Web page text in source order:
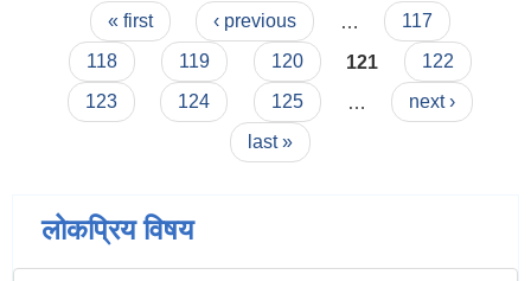
Pages« first ‹ previous
117
118
119 120 121
122
123
124 125
next ›
last »
लोकप्रिय विषय